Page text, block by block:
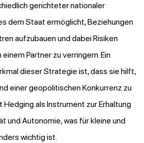
gerichteter nationaler
dem Staat ermöglicht, Beziehungen
aufzubauen und dabei Risiken
Partner zu verringern. Ein
dieser Strategie ist, dass sie hilft,
einer geopolitischen Konkurrenz zu
als Instrument zur Erhaltung
und Autonomie, was für kleine und
wichtig ist.